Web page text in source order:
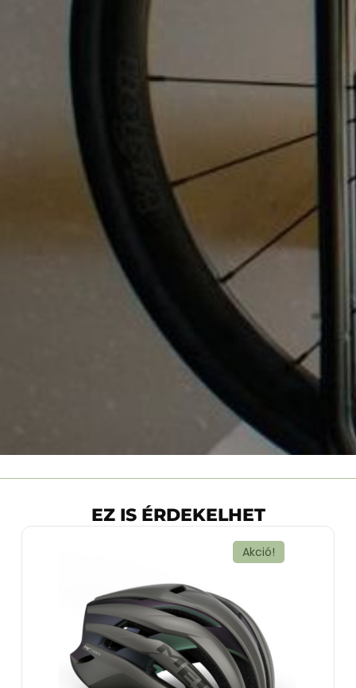
EZ IS ÉRDEKELHET
Akció!